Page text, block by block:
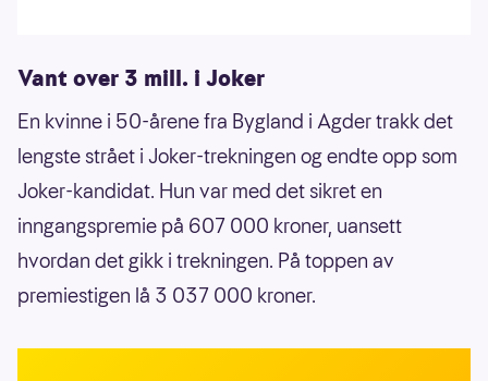
Vant over 3 mill. i Joker
En kvinne i 50-årene fra Bygland i Agder trakk det
lengste strået i Joker-trekningen og endte opp som
Joker-kandidat. Hun var med det sikret en
inngangspremie på 607 000 kroner, uansett
hvordan det gikk i trekningen. På toppen av
premiestigen lå 3 037 000 kroner.